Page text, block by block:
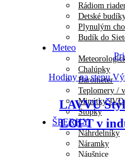
Rádiom
Detské
Plynulým
Budík do
Meteo
Chalúpky
Barometer
Teplomery /
Minútky JVD
Stopky
ŠPERKY
Náhrdelníky
Náramky
Náušnice
Hodiny na stenu
LAVVU
LOFT v